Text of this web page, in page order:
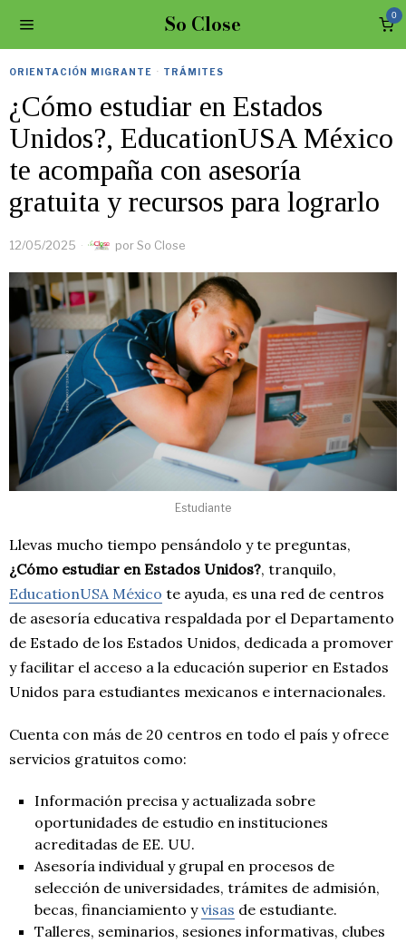
So Close 0
ORIENTACIÓN MIGRANTE · TRÁMITES
¿Cómo estudiar en Estados
Unidos?, EducationUSA México
te acompaña con asesoría
gratuita y recursos para lograrlo
12/05/2025 porSo Close
Estudiante
Llevas mucho tiempo pensándolo y te preguntas,
¿Cómo estudiar en Estados Unidos?, tranquilo,
EducationUSA México te ayuda, es una red de centros
de asesoría educativa respaldada por el Departamento
de Estado de los Estados Unidos, dedicada a promover
y facilitar el acceso a la educación superior en Estados
Unidos para estudiantes mexicanos e internacionales.
Cuenta con más de 20 centros en todo el país y ofrece
servicios gratuitos como:
Información precisa y actualizada sobre
oportunidades de estudio en instituciones
acreditadas de EE. UU.
Asesoría individual y grupal en procesos de
selección de universidades, trámites de admisión,
becas, financiamiento yvisas de estudiante.
Talleres, seminarios, sesiones informativas, clubes